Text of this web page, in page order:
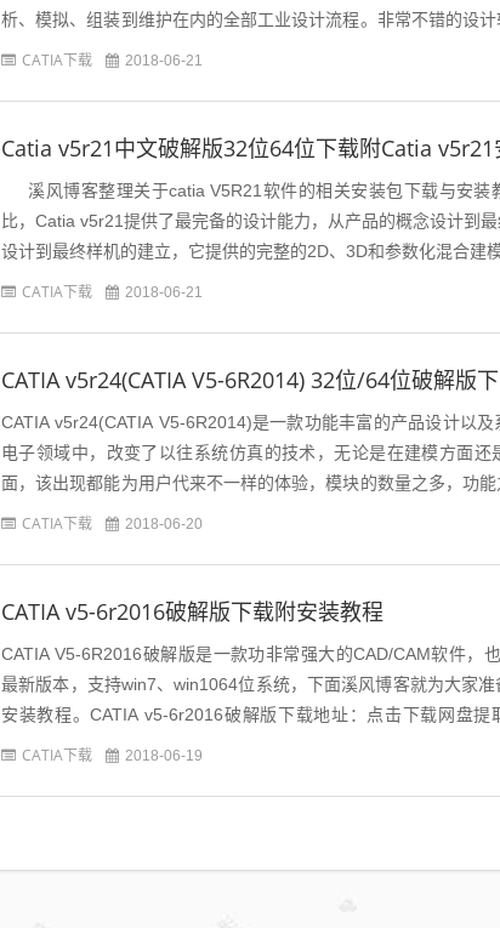
析、模拟、组装到维护在内的全部工业设计流程。非常不错的设计
友们。Catia v5r20 32位中文破解...
CATIA下载 2018-06-21
Catia v5r21中文破解版32位64位下载附Catia v5r21
溪风博客整理关于catia V5R21软件的相关安装包下载与安装
比，Catia v5r21提供了最完备的设计能力，从产品的概念设计到
设计到最终样机的建立，它提供的完整的2D、3D和参数化混合建
CATIA下载 2018-06-21
CATIA v5r24(CATIA V5-6R2014) 32位/64位破解版
CATIA v5r24(CATIA V5-6R2014)是一款功能丰富的产品设计以
电子领域中，改变了以往系统仿真的技术，无论是在建模方面还
面，该出现都能为用户代来不一样的体验，模块的数量之多，功能
念设计到最终产品的形成。CAT...
CATIA下载 2018-06-20
CATIA v5-6r2016破解版下载附安装教程
CATIA V5-6R2016破解版是一款功非常强大的CAD/CAM软件，
最新版本，支持win7、win1064位系统，下面溪风博客就为大家
安装教程。CATIA v5-6r2016破解版下载地址：点击下载网盘提
下...CATIA下载 2018-06-19